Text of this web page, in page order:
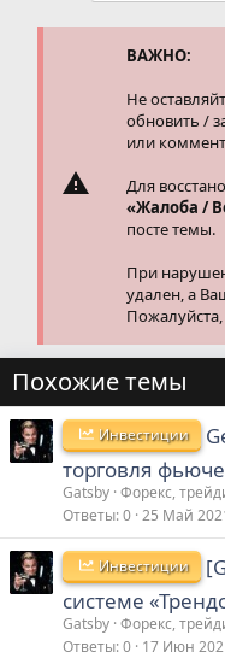
ВАЖНО:
Не
обновить /
или
Для
«Жалоба /
посте темы.
При
удален, а
Пожалуйста,
Похожие темы
Инвестиции
торговля
Gatsby Форекс,
Ответы 0 25 Май
Инвестиции
системе
Gatsby Форекс,
Ответы 0 17 Июн